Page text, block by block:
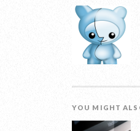
YOU MIGHT